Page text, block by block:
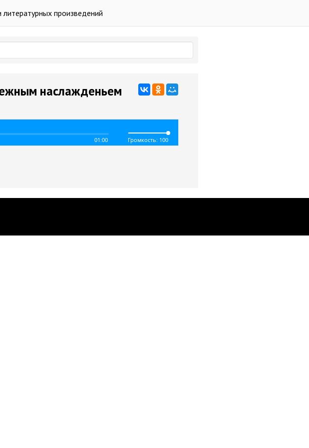
литературных произведений
наслажденьем
01:00 Громкость: 100